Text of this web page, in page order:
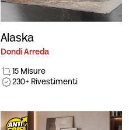
Alaska
Dondi Arreda
15 Misure
230+ Rivestimenti